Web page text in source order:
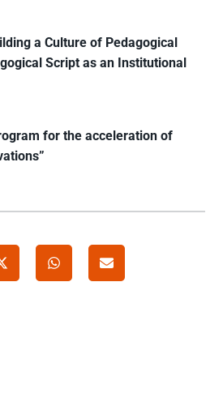
a Culture of Pedagogical
Script as an Institutional
for the acceleration of